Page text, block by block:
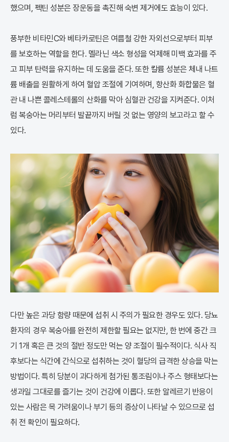
했으며, 펙틴 성분은 장운동을 촉진해 숙변 제거에도 효능이 있다.
풍부한 비타민C와 베타카로틴은 여름철 강한 자외선으로부터 피부
를 보호하는 역할을 한다. 멜라닌 색소 형성을 억제해 미백 효과를 주
고 피부 탄력을 유지하는 데 도움을 준다. 또한 칼륨 성분은 체내 나트
륨 배출을 원활하게 하여 혈압 조절에 기여하며, 항산화 화합물은 혈
관 내 나쁜 콜레스테롤의 산화를 막아 심혈관 건강을 지켜준다. 이처
럼 복숭아는 머리부터 발끝까지 버릴 것 없는 영양의 보고라고 할 수
있다.
다만 높은 과당 함량 때문에 섭취 시 주의가 필요한 경우도 있다. 당뇨
환자의 경우 복숭아를 완전히 제한할 필요는 없지만, 한 번에 중간 크
기 1개 혹은 큰 것의 절반 정도만 먹는 양 조절이 필수적이다. 식사 직
후보다는 식간에 간식으로 섭취하는 것이 혈당의 급격한 상승을 막는
방법이다. 특히 당분이 과다하게 첨가된 통조림이나 주스 형태보다는
생과일 그대로를 즐기는 것이 건강에 이롭다. 또한 알레르기 반응이
있는 사람은 목 가려움이나 부기 등의 증상이 나타날 수 있으므로 섭
취 전 확인이 필요하다.